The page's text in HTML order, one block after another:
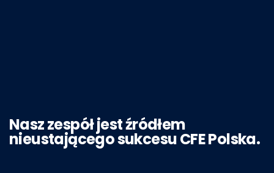
Nasz zespół jest źródłem
nieustającego sukcesu CFE Polska.